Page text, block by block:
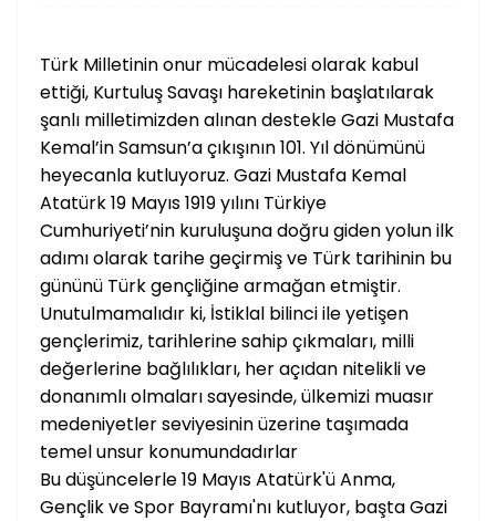
Türk Milletinin onur mücadelesi olarak kabul
ettiği, Kurtuluş Savaşı hareketinin başlatılarak
şanlı milletimizden alınan destekle Gazi Mustafa
Kemal’in Samsun’a çıkışının 101. Yıl dönümünü
heyecanla kutluyoruz. Gazi Mustafa Kemal
Atatürk 19 Mayıs 1919 yılını Türkiye
Cumhuriyeti’nin kuruluşuna doğru giden yolun ilk
adımı olarak tarihe geçirmiş ve Türk tarihinin bu
gününü Türk gençliğine armağan etmiştir.
Unutulmamalıdır ki, İstiklal bilinci ile yetişen
gençlerimiz, tarihlerine sahip çıkmaları, milli
değerlerine bağlılıkları, her açıdan nitelikli ve
donanımlı olmaları sayesinde, ülkemizi muasır
medeniyetler seviyesinin üzerine taşımada
temel unsur konumundadırlar
Bu düşüncelerle 19 Mayıs Atatürk'ü Anma,
Gençlik ve Spor Bayramı'nı kutluyor, başta Gazi